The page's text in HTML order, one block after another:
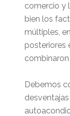
comercio y
bien los
múltiples,
posteriores
Debemos